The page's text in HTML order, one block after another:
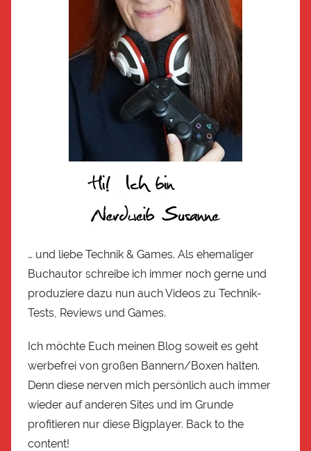
… und liebe Technik & Games. Als ehemaliger
Buchautor schreibe ich immer noch gerne und
produziere dazu nun auch Videos zu Technik-
Tests, Reviews und Games.
Ich möchte Euch meinen Blog soweit es geht
werbefrei von großen Bannern/Boxen halten.
Denn diese nerven mich persönlich auch immer
wieder auf anderen Sites und im Grunde
profitieren nur diese Bigplayer. Back to the
content!